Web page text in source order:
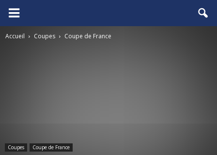
FCGB.net
Accueil Coupes Coupe de France
Coupes Coupe de France